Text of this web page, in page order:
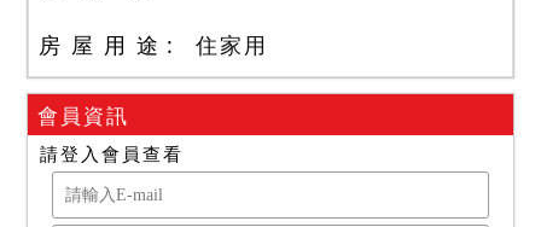
房 屋 用 途 住家用
會員資訊
請登入會員查看